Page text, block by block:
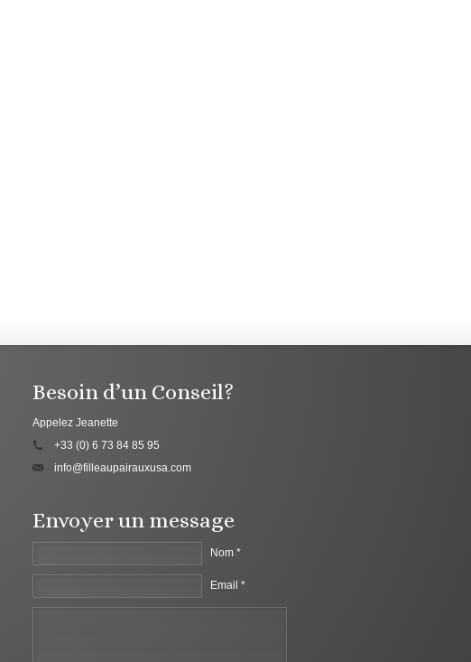
Besoin d’un Conseil?
Appelez Jeanette
+33 (0) 6 73 84 85 95
info@filleaupairauxusa.com
Envoyer un message
Nom *
Email *